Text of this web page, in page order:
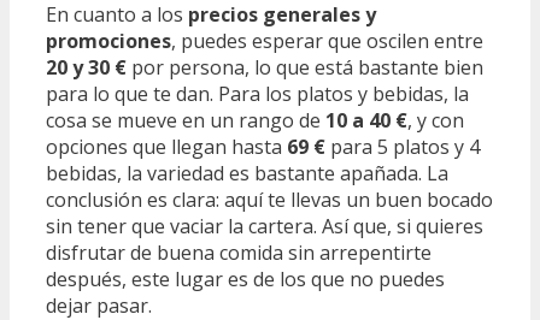
En cuanto a los precios generales y
promociones, puedes esperar que oscilen entre
20 y 30 € por persona, lo que está bastante bien
para lo que te dan. Para los platos y bebidas, la
cosa se mueve en un rango de 10 a 40 €, y con
opciones que llegan hasta 69 € para 5 platos y 4
bebidas, la variedad es bastante apañada. La
conclusión es clara: aquí te llevas un buen bocado
sin tener que vaciar la cartera. Así que, si quieres
disfrutar de buena comida sin arrepentirte
después, este lugar es de los que no puedes
dejar pasar.